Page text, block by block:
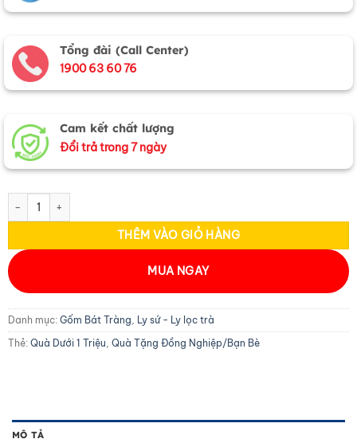
Tổng đài (Call Center)
1900 63 60 76
Cam kết chất lượng
Đổi trả trong 7 ngày
Ly sứ miệng lượn to vẽ hình cô gái nhiều mẫu LSH02 số lượng
THÊM VÀO GIỎ HÀNG
MUA NGAY
Danh mục: Gốm Bát Tràng, Ly sứ - Ly lọc trà
Thẻ: Quà Dưới 1 Triệu, Quà Tặng Đồng Nghiệp/Bạn Bè
MÔ TẢ